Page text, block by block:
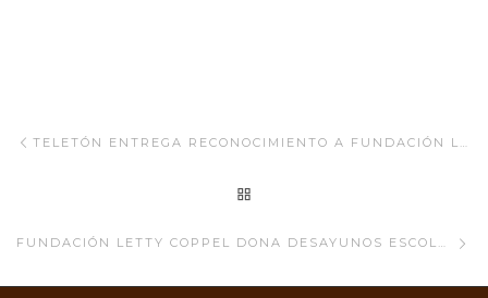
Navegar Artículo TELETÓN ENTREGA RECONOCIMIENTO A FUNDACIÓN LETTY COPPEL EN CABO SAN LUCAS BAJA CALIFORNIA SUR.
FUNDACIÓN LETTY COPPEL DONA DESAYUNOS ESCOLARES A LOS NIÑOS EN LAS COLONIAS DE CABO SAN LUCAS BAJA CALIFORNIA SUR.